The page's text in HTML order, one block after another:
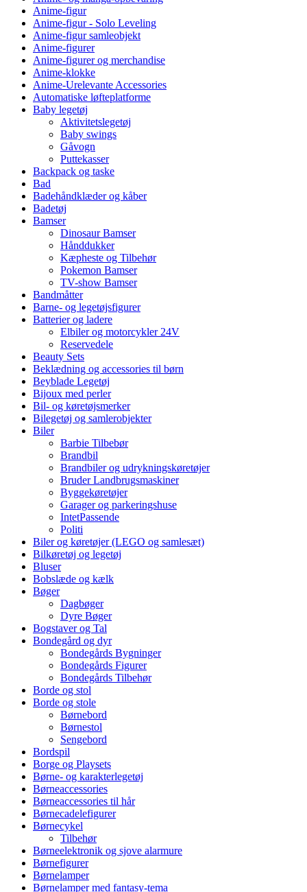
Anime-figur
Anime-figur - Solo Leveling
Anime-figur samleobjekt
Anime-figurer
Anime-figurer og merchandise
Anime-klokke
Anime-Urelevante Accessories
Automatiske løfteplatforme
Baby legetøj
Aktivitetslegetøj
Baby swings
Gåvogn
Puttekasser
Backpack og taske
Bad
Badehåndklæder og kåber
Badetøj
Bamser
Dinosaur Bamser
Hånddukker
Kæpheste og Tilbehør
Pokemon Bamser
TV-show Bamser
Bandmåtter
Barne- og legetøjsfigurer
Batterier og ladere
Elbiler og motorcykler 24V
Reservedele
Beauty Sets
Beklædning og accessories til børn
Beyblade Legetøj
Bijoux med perler
Bil- og køretøjsmerker
Bilegetøj og samlerobjekter
Biler
Barbie Tilbebør
Brandbil
Brandbiler og udrykningskøretøjer
Bruder Landbrugsmaskiner
Byggekøretøjer
Garager og parkeringshuse
IntetPassende
Politi
Biler og køretøjer (LEGO og samlesæt)
Bilkøretøj og legetøj
Bluser
Bobslæde og kælk
Bøger
Dagbøger
Dyre Bøger
Bogstaver og Tal
Bondegård og dyr
Bondegårds Bygninger
Bondegårds Figurer
Bondegårds Tilbehør
Borde og stol
Borde og stole
Børnebord
Børnestol
Sengebord
Bordspil
Borge og Playsets
Børne- og karakterlegetøj
Børneaccessories
Børneaccessories til hår
Børnecadelefigurer
Børnecykel
Tilbehør
Børneelektronik og sjove alarmure
Børnefigurer
Børnelamper
Børnelamper med fantasy-tema